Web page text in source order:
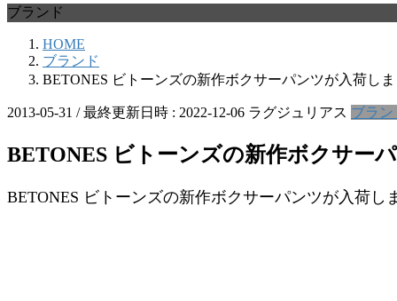
ブランド
HOME
ブランド
BETONES ビトーンズの新作ボクサーパンツが入荷し
2013-05-31 / 最終更新日時 : 2022-12-06 ラグジュリアス ブラン
BETONES ビトーンズの新作ボクサー
BETONES ビトーンズの新作ボクサーパンツが入荷し